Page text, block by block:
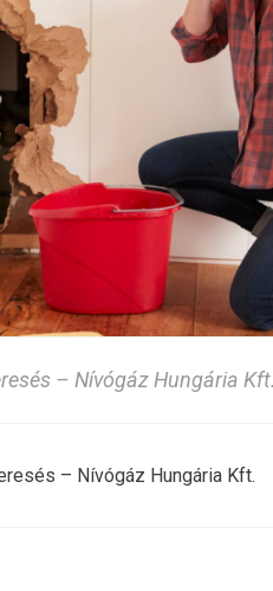
– Nívógáz Hungária Kft.
– Nívógáz Hungária Kft.